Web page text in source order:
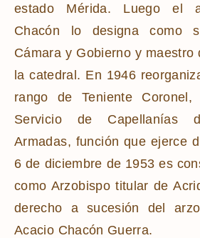
estado Mérida. Luego el
Chacón lo designa como
Cámara y Gobierno y maestro
la catedral. En 1946
rango de Teniente
Servicio de Capellanías
Armadas, función que ejerce
6 de diciembre de 1953 es
como Arzobispo titular de
derecho a sucesión del
Acacio Chacón Guerra.